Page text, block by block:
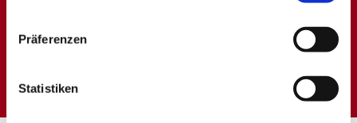
Präferenzen
Statistiken
Dies könnte Sie auch